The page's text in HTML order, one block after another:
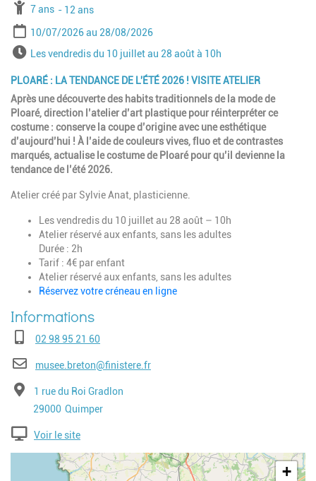
À partir de
7 ans Jusqu'à l'age de
12 ans
Période
Date de début
10/07/2026 Date de fin
28/08/2026
HorairesLes vendredis du 10 juillet au 28 août à 10h
PLOARÉ : LA TENDANCE DE L'ÉTÉ 2026 ! VISITE ATELIER
Après une découverte des habits traditionnels de la mode de
Ploaré, direction l’atelier d’art plastique pour réinterpréter ce
costume : conserve la coupe d’origine avec une esthétique
d’aujourd’hui ! À l’aide de couleurs vives, fluo et de contrastes
marqués, actualise le costume de Ploaré pour qu’il devienne la
tendance de l’été 2026.
Atelier créé par Sylvie Anat, plasticienne.
Les vendredis du 10 juillet au 28 août – 10h
Atelier réservé aux enfants, sans les adultes
Durée : 2h
Tarif : 4€ par enfant
Atelier réservé aux enfants, sans les adultes
Réservez votre créneau en ligne
Téléphone02 98 95 21 60
E-mailmusee.breton@finistere.fr
Adresse1 rue du Roi Gradlon
Code postal
29000 Ville
Quimper
Voir le site
Geolocalisation
+